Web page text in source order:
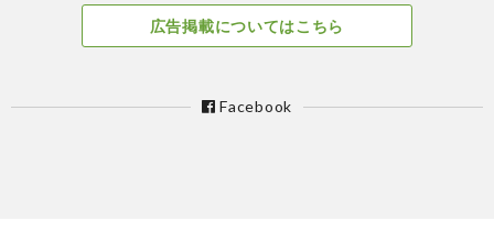
広告掲載についてはこちら
Facebook